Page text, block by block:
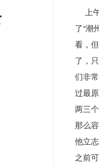
上
了“潮
看，
了，
们非
过最
两三
那么
他立
之前